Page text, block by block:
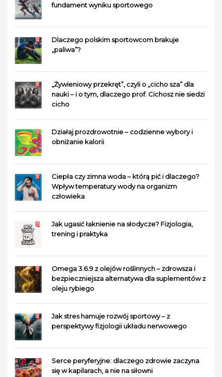
fundament wyniku sportowego
Dlaczego polskim sportowcom brakuje
„paliwa”?
„Żywieniowy przekręt”, czyli o „cicho sza” dla
nauki – i o tym, dlaczego prof. Cichosz nie siedzi
cicho
Działaj prozdrowotnie – codzienne wybory i
obniżanie kalorii
Ciepła czy zimna woda – którą pić i dlaczego?
Wpływ temperatury wody na organizm
człowieka
Jak ugasić łaknienie na słodycze? Fizjologia,
trening i praktyka
Omega 3.6.9 z olejów roślinnych – zdrowsza i
bezpieczniejsza alternatywa dla suplementów z
oleju rybiego
Jak stres hamuje rozwój sportowy – z
perspektywy fizjologii układu nerwowego
Serce peryferyjne: dlaczego zdrowie zaczyna
się w kapilarach, a nie na siłowni